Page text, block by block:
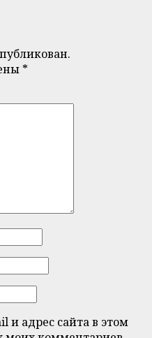
*
и адрес сайта в этом